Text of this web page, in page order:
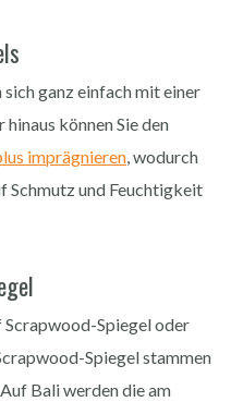
sich ganz einfach mit einer
können Sie den
imprägnieren, wodurch
Schmutz und Feuchtigkeit
Spiegel oder
Spiegel stammen
Bali werden die am